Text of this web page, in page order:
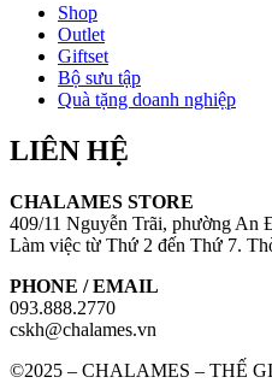
Shop
Outlet
Giftset
Bộ sưu tập
Quà tặng doanh nghiệp
LIÊN HỆ
CHALAMES STORE
409/11 Nguyễn Trãi, phường An
Làm việc từ Thứ 2 đến Thứ 7.
PHONE / EMAIL
093.888.2770
cskh@chalames.vn
©2025 – CHALAMES – THẾ